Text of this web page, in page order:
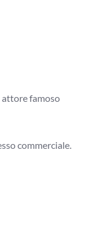
attore famoso
commerciale.